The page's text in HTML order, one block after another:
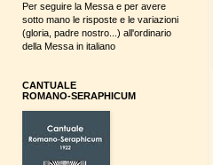
Per seguire la Messa e per avere
sotto mano le risposte e le variazioni
(gloria, padre nostro...) all'ordinario
della Messa in italiano
CANTUALE
ROMANO-SERAPHICUM